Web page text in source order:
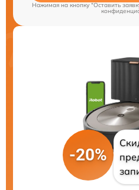
Нажимая на кнопку "Оставить
-20%